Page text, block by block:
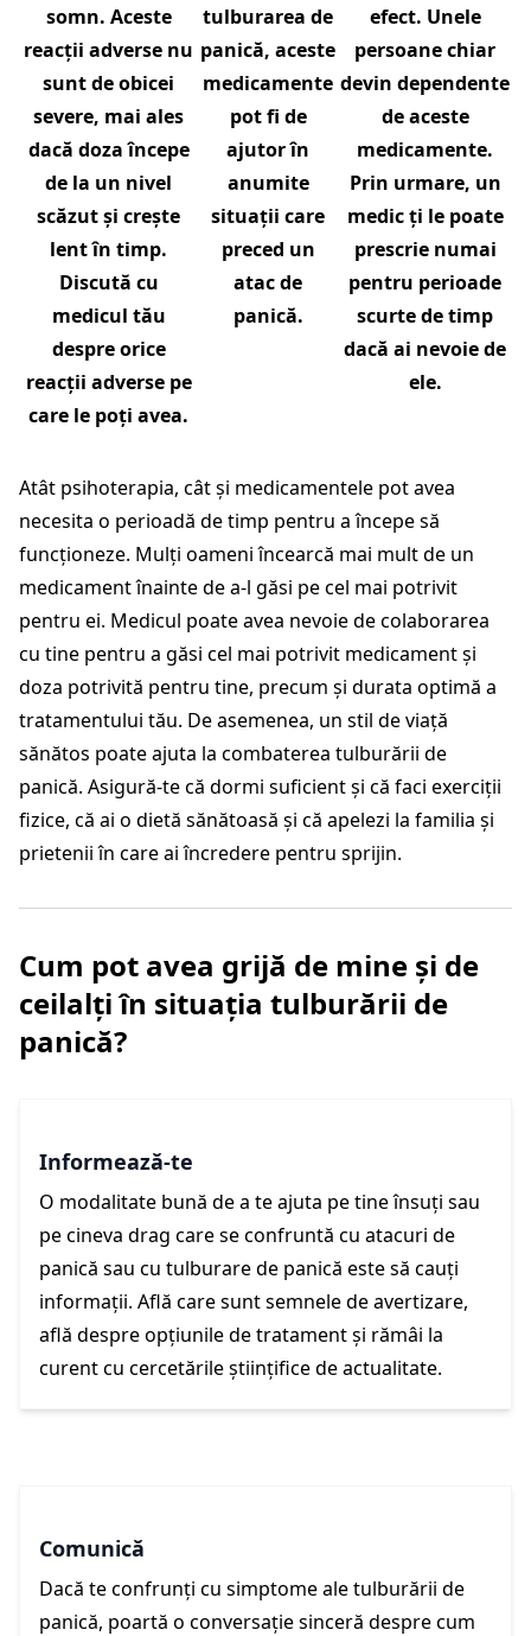
somn. Aceste
reacții adverse nu
sunt de obicei
severe, mai ales
dacă doza începe
de la un nivel
scăzut și crește
lent în timp.
Discută cu
medicul tău
despre orice
reacții adverse pe
care le poți avea.
tulburarea de
panică, aceste
medicamente
pot fi de
ajutor în
anumite
situații care
preced un
atac de
panică.
efect. Unele
persoane chiar
devin dependente
de aceste
medicamente.
Prin urmare, un
medic ți le poate
prescrie numai
pentru perioade
scurte de timp
dacă ai nevoie de
ele.
Atât psihoterapia, cât și medicamentele pot avea
necesita o perioadă de timp pentru a începe să
funcționeze. Mulți oameni încearcă mai mult de un
medicament înainte de a-l găsi pe cel mai potrivit
pentru ei. Medicul poate avea nevoie de colaborarea
cu tine pentru a găsi cel mai potrivit medicament și
doza potrivită pentru tine, precum și durata optimă a
tratamentului tău. De asemenea, un stil de viață
sănătos poate ajuta la combaterea tulburării de
panică. Asigură-te că dormi suficient și că faci exerciții
fizice, că ai o dietă sănătoasă și că apelezi la familia și
prietenii în care ai încredere pentru sprijin.
Cum pot avea grijă de mine și de
ceilalți în situația tulburării de
panică?
Informează-te
O modalitate bună de a te ajuta pe tine însuți sau
pe cineva drag care se confruntă cu atacuri de
panică sau cu tulburare de panică este să cauți
informații. Află care sunt semnele de avertizare,
află despre opțiunile de tratament și rămâi la
curent cu cercetările științifice de actualitate.
Comunică
Dacă te confrunți cu simptome ale tulburării de
panică, poartă o conversație sinceră despre cum